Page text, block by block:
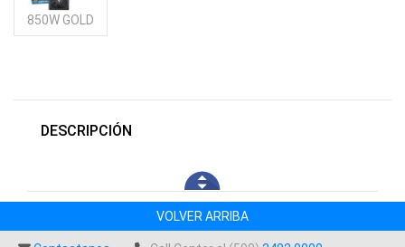
850W GOLD
DESCRIPCIÓN
VOLVER ARRIBA